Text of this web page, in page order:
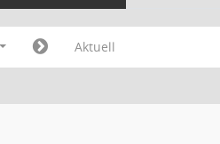
Aktuell